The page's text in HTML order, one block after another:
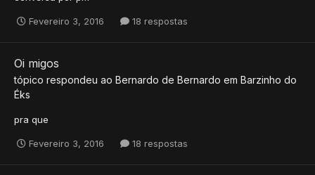
Fevereiro 3, 2016 18 respostas
Oi migos
tópico respondeu ao Bernardo de Bernardo em Barzinho do
Éks
pra que
Fevereiro 3, 2016 18 respostas